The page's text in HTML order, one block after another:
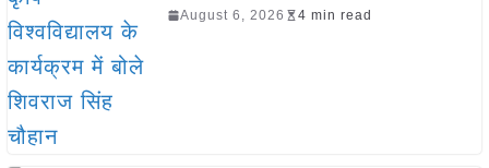
August 6, 2026 4 min read